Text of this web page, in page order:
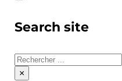
Search site
Rechercher
×